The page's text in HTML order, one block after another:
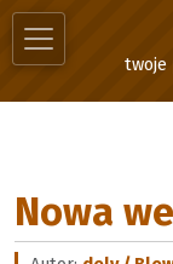
twoje
Nowa